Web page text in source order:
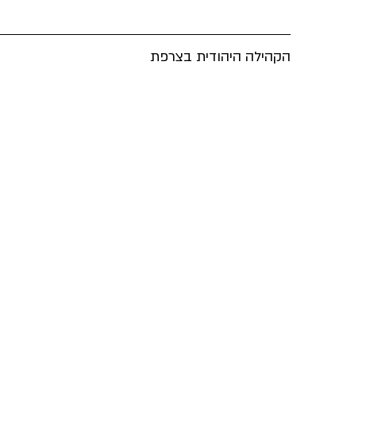
הקהילה היהודית בצרפת